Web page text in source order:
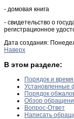
- домовая книга
- свидетельство о
регистрационное
Дата создания:
Наверх
В этом разделе:
Порядок и
Установленные
Порядок
Обзор
Вопрос-Ответ
Написать